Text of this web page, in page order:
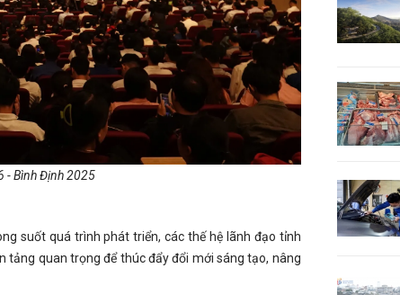
- Bình Định 2025
suốt quá trình phát triển, các thế hệ lãnh đạo tỉnh
tảng quan trọng để thúc đẩy đổi mới sáng tạo, nâng